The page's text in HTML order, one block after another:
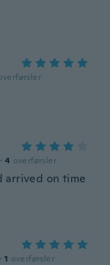
· 4 overførsler
arrived on time
· 1 overførsler